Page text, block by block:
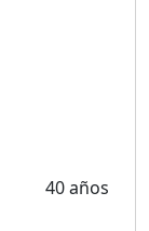
40 años